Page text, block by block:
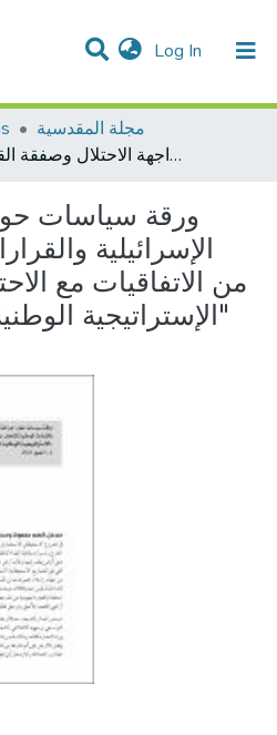
Log In (current)
& Collections
DSpace
مجلة المقدسية
"ورقة سياسات حول إجراءات الضم الإسرائيلية والقرارات الوطنية للتحلل من الاتفاقيات مع الاحتلال مقدمة لمؤتمر "الإستراتيجية الوطنية لمواجهة الاحتلال وصفقة القرن
الإسرائيلية
من الاتفاقيات مع
"الإستراتيجية